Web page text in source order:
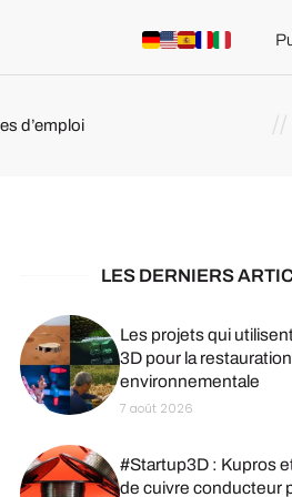
d’emploi
LES DERNIERS
Les projets qui
3D pour la restauration
environnementale
7 août 2026
#Startup3D : Kupros
de cuivre conducteur